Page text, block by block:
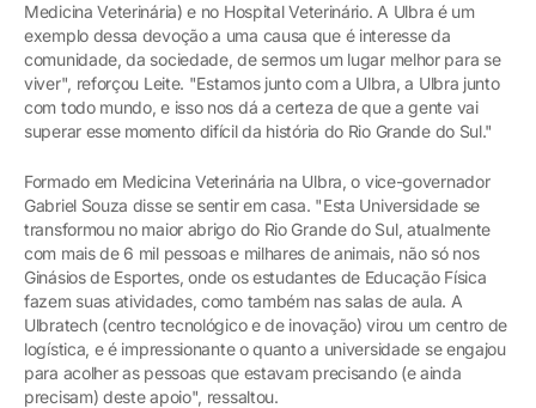
Medicina Veterinária) e no Hospital Veterinário. A Ulbra é um
exemplo dessa devoção a uma causa que é interesse da
comunidade, da sociedade, de sermos um lugar melhor para se
viver", reforçou Leite. "Estamos junto com a Ulbra, a Ulbra junto
com todo mundo, e isso nos dá a certeza de que a gente vai
superar esse momento difícil da história do Rio Grande do Sul."
Formado em Medicina Veterinária na Ulbra, o vice-governador
Gabriel Souza disse se sentir em casa. "Esta Universidade se
transformou no maior abrigo do Rio Grande do Sul, atualmente
com mais de 6 mil pessoas e milhares de animais, não só nos
Ginásios de Esportes, onde os estudantes de Educação Física
fazem suas atividades, como também nas salas de aula. A
Ulbratech (centro tecnológico e de inovação) virou um centro de
logística, e é impressionante o quanto a universidade se engajou
para acolher as pessoas que estavam precisando (e ainda
precisam) deste apoio", ressaltou.